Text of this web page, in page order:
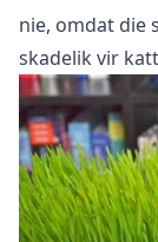
nie, omdat die
skadelik vir